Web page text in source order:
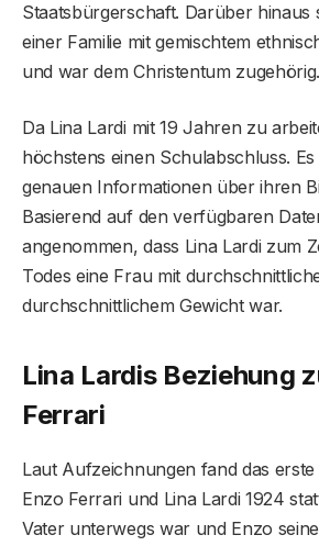
Staatsbürgerschaft. Darüber hinaus
einer Familie mit gemischtem
und war dem Christentum zugehörig.
Da Lina Lardi mit 19 Jahren zu
höchstens einen Schulabschluss.
genauen Informationen über ihren
Basierend auf den verfügbaren
angenommen, dass Lina Lardi zum
Todes eine Frau mit
durchschnittlichem Gewicht war.
Lina Lardis Beziehung
Ferrari
Laut Aufzeichnungen fand das
Enzo Ferrari und Lina Lardi 1924
Vater unterwegs war und Enzo